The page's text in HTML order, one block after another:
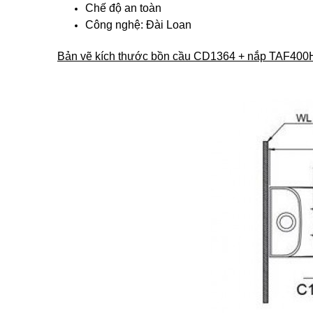
Chế độ an toàn
Công nghệ: Đài Loan
Bản vẽ kích thước bồn cầu CD1364 + nắp